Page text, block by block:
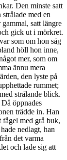
Den minste satt
med en
satt längre
gick ut i mörkret.
som om hon såg
höll hon inne,
mer, som om
ännu mera
den lyste på
rummet;
strålande blick.
öppnades
trädde in. Han
fågel med grå buk,
nedlagt, han
det varma
och lade sig att